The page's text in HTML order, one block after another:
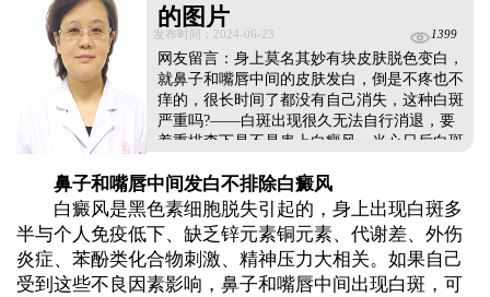
的图片
发布时间：2024-06-23 1399
网友留言：身上莫名其妙有块皮肤脱色变白，
就鼻子和嘴唇中间的皮肤发白，倒是不疼也不
痒的，很长时间了都没有自己消失，这种白斑
严重吗?——白斑出现很久无法自行消退，要
着重排查下是不是患上白癜风，当心日后白斑
鼻子和嘴唇中间发白不排除白癜风
白癜风是黑色素细胞脱失引起的，身上出现白斑多
半与个人免疫低下、缺乏锌元素铜元素、代谢差、外伤
炎症、苯酚类化合物刺激、精神压力大相关。如果自己
受到这些不良因素影响，鼻子和嘴唇中间出现白斑，可